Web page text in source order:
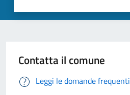
Contatta il comune
Leggi le domande frequenti